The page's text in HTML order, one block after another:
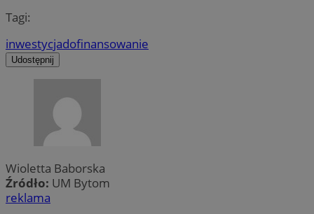
Tagi:
inwestycjadofinansowanie
Udostępnij
Wioletta Baborska
Źródło: UM Bytom
reklama